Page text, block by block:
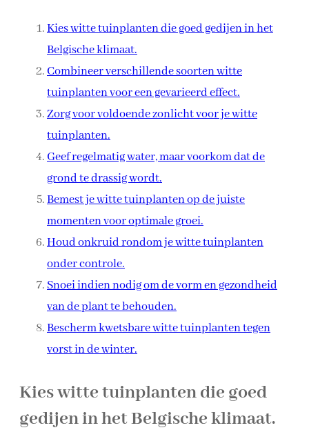
Kies witte tuinplanten die goed gedijen in het
Belgische klimaat.
Combineer verschillende soorten witte
tuinplanten voor een gevarieerd effect.
Zorg voor voldoende zonlicht voor je witte
tuinplanten.
Geef regelmatig water, maar voorkom dat de
grond te drassig wordt.
Bemest je witte tuinplanten op de juiste
momenten voor optimale groei.
Houd onkruid rondom je witte tuinplanten
onder controle.
Snoei indien nodig om de vorm en gezondheid
van de plant te behouden.
Bescherm kwetsbare witte tuinplanten tegen
vorst in de winter.
Kies witte tuinplanten die goed
gedijen in het Belgische klimaat.